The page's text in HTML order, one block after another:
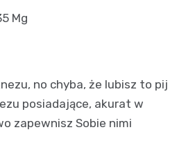
Mg
no chyba, że lubisz to pij
posiadające, akurat w
zapewnisz Sobie nimi